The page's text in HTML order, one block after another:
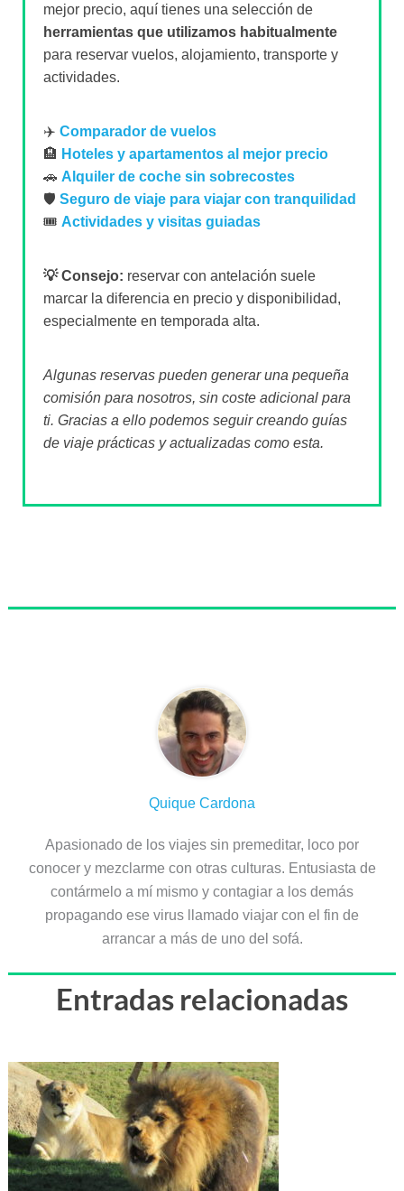
mejor precio, aquí tienes una selección de
herramientas que utilizamos habitualmente
para reservar vuelos, alojamiento, transporte y
actividades.
✈️ Comparador de vuelos
🏨 Hoteles y apartamentos al mejor precio
🚗 Alquiler de coche sin sobrecostes
🛡️ Seguro de viaje para viajar con tranquilidad
🎟️ Actividades y visitas guiadas
💡 Consejo: reservar con antelación suele
marcar la diferencia en precio y disponibilidad,
especialmente en temporada alta.
Algunas reservas pueden generar una pequeña
comisión para nosotros, sin coste adicional para
ti. Gracias a ello podemos seguir creando guías
de viaje prácticas y actualizadas como esta.
Quique Cardona
Apasionado de los viajes sin premeditar, loco por
conocer y mezclarme con otras culturas. Entusiasta de
contármelo a mí mismo y contagiar a los demás
propagando ese virus llamado viajar con el fin de
arrancar a más de uno del sofá.
Entradas relacionadas